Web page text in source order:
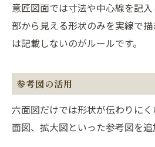
意匠図面では寸法や中心線を記
部から見える形状のみを実線で
は記載しないのがルールです。
参考図の活用
六面図だけでは形状が伝わりに
面図、拡大図といった参考図を追